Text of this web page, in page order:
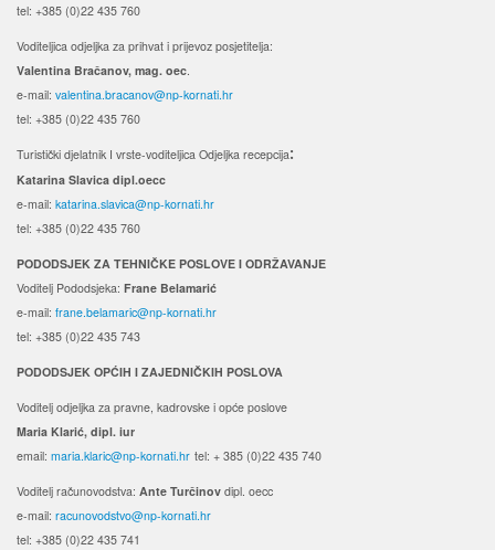
tel: +385 (0)22 435 760
Voditeljica odjeljka za prihvat i prijevoz posjetitelja:
Valentina Bračanov, mag. oec
e-mail: valentina.bracanov@np-kornati.hr
tel: +385 (0)22 435 760
Turistički djelatnik I vrste-voditeljica Odjeljka recepcija:
Katarina Slavica dipl.oecc
e-mail: katarina.slavica@np-kornati.hr
tel: +385 (0)22 435 760
PODODSJEK ZA TEHNIČKE POSLOVE I ODRŽAVANJE
Voditelj Pododsjeka: Frane Belamarić
e-mail: frane.belamaric@np-kornati.hr
tel: +385 (0)22 435 743
PODODSJEK OPĆIH I ZAJEDNIČKIH POSLOVA
Voditelj odjeljka za pravne, kadrovske i opće poslove
Maria Klarić, dipl. iur
email: maria.klaric@np-kornati.hr tel: + 385 (0)22 435 740
Voditelj računovodstva: Ante Turčinov dipl. oecc
e-mail: racunovodstvo@np-kornati.hr
tel: +385 (0)22 435 741